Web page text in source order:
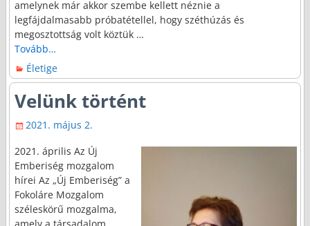
amelynek már akkor szembe kellett néznie a
legfájdalmasabb próbatétellel, hogy széthúzás és
megosztottság volt köztük …
Tovább…
Életige
Velünk történt
2021. május 2.
2021. április Az Új
Emberiség mozgalom
hírei Az „Új Emberiség” a
Fokoláre Mozgalom
széleskörű mozgalma,